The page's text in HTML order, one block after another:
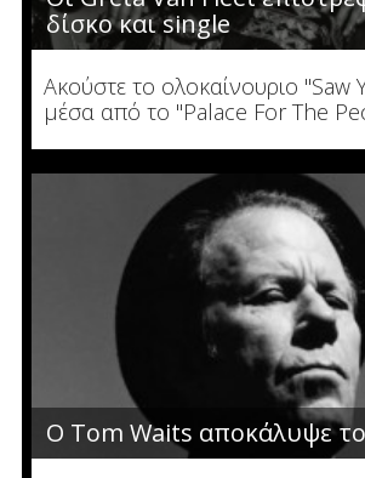
δίσκο και single
Ακούστε το ολοκαίνουριο "Saw
μέσα από το "Palace For The
Ο Tom Waits αποκάλυψε